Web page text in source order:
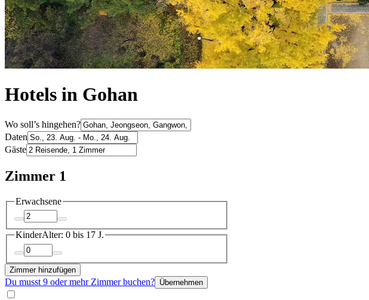
Hotels in Gohan
Wo soll’s hingehen?
Daten
Gäste
Zimmer 1
Erwachsene
KinderAlter: 0 bis 17 J.
Zimmer hinzufügen
Du musst 9 oder mehr Zimmer buchen? Übernehmen